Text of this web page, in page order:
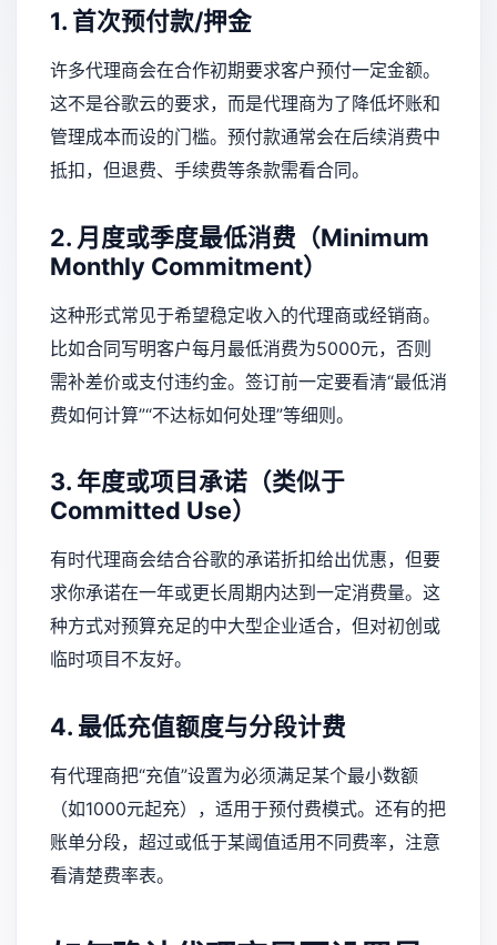
1. 首次预付款/押金
许多代理商会在合作初期要求客户预付一定金额。
这不是谷歌云的要求，而是代理商为了降低坏账和
管理成本而设的门槛。预付款通常会在后续消费中
抵扣，但退费、手续费等条款需看合同。
2. 月度或季度最低消费（Minimum
Monthly Commitment）
这种形式常见于希望稳定收入的代理商或经销商。
比如合同写明客户每月最低消费为5000元，否则
需补差价或支付违约金。签订前一定要看清“最低消
费如何计算”“不达标如何处理”等细则。
3. 年度或项目承诺（类似于
Committed Use）
有时代理商会结合谷歌的承诺折扣给出优惠，但要
求你承诺在一年或更长周期内达到一定消费量。这
种方式对预算充足的中大型企业适合，但对初创或
临时项目不友好。
4. 最低充值额度与分段计费
有代理商把“充值”设置为必须满足某个最小数额
（如1000元起充），适用于预付费模式。还有的把
账单分段，超过或低于某阈值适用不同费率，注意
看清楚费率表。